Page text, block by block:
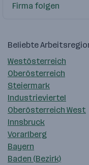
Firma folgen
Beliebte
Westösterreich
Oberösterreich
Steiermark
Industrieviertel
Oberösterreich West
Innsbruck
Vorarlberg
Bayern
Baden (Bezirk)